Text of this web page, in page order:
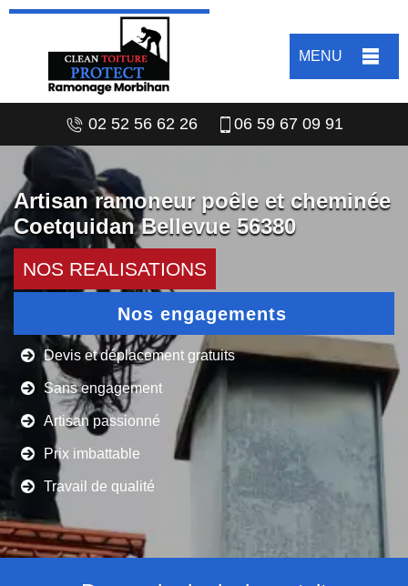
MENU
02 52 56 62 26 06 59 67 09 91
Artisan ramoneur poêle et cheminée
Coetquidan Bellevue 56380
NOS REALISATIONS
Nos engagements
Devis et déplacement gratuits
Sans engagement
Artisan passionné
Prix imbattable
Travail de qualité